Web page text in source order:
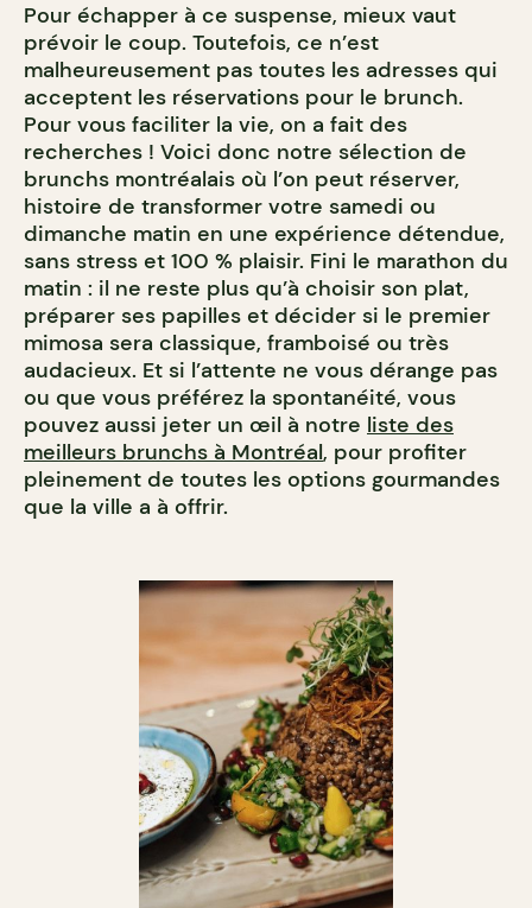
Pour échapper à ce suspense, mieux vaut
prévoir le coup. Toutefois, ce n’est
malheureusement pas toutes les adresses qui
acceptent les réservations pour le brunch.
Pour vous faciliter la vie, on a fait des
recherches ! Voici donc notre sélection de
brunchs montréalais où l’on peut réserver,
histoire de transformer votre samedi ou
dimanche matin en une expérience détendue,
sans stress et 100 % plaisir. Fini le marathon du
matin : il ne reste plus qu’à choisir son plat,
préparer ses papilles et décider si le premier
mimosa sera classique, framboisé ou très
audacieux. Et si l’attente ne vous dérange pas
ou que vous préférez la spontanéité, vous
pouvez aussi jeter un œil à notre liste des
meilleurs brunchs à Montréal, pour profiter
pleinement de toutes les options gourmandes
que la ville a à offrir.